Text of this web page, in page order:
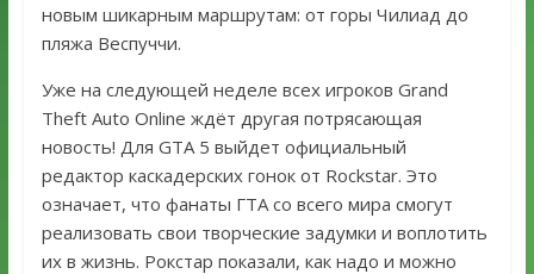
новым шикарным маршрутам: от горы Чилиад до
пляжа Веспуччи.
Уже на следующей неделе всех игроков Grand
Theft Auto Online ждёт другая потрясающая
новость! Для GTA 5 выйдет официальный
редактор каскадерских гонок от Rockstar. Это
означает, что фанаты ГТА со всего мира смогут
реализовать свои творческие задумки и воплотить
их в жизнь. Рокстар показали, как надо и можно